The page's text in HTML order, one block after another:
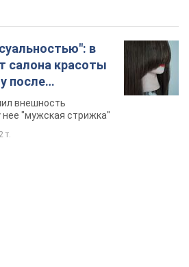
в
салона красоты
после
скандал.
внешность
"мужская стрижка"
т.